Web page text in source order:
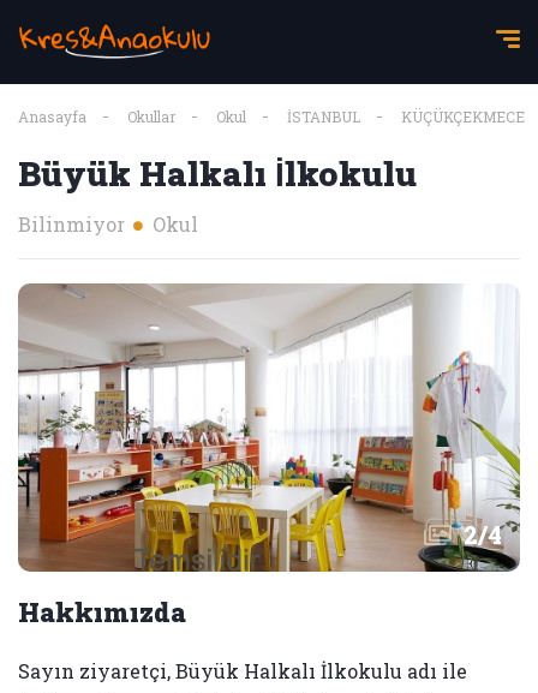
Anasayfa Okullar Okul İSTANBUL KÜÇÜKÇEKMECE
Büyük Halkalı İlkokulu
Bilinmiyor Okul
2/4
Hakkımızda
Sayın ziyaretçi, Büyük Halkalı İlkokulu adı ile